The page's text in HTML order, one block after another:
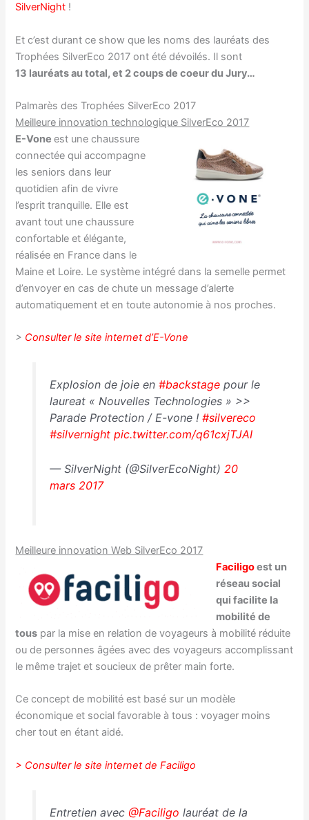
SilverNight !
Et c’est durant ce show que les noms des lauréats des
Trophées SilverEco 2017 ont été dévoilés. Il sont
13 lauréats au total, et 2 coups de coeur du Jury…
Palmarès des Trophées SilverEco 2017
Meilleure innovation technologique SilverEco 2017
E-Voneest une chaussure
connectée qui accompagne
les seniors dans leur
quotidien afin de vivre
l’esprit tranquille. Elle est
avant tout une chaussure
confortable et élégante,
réalisée en France dans le
Maine et Loire. Le système intégré dans la semelle permet
d’envoyer en cas de chute un message d’alerte
automatiquement et en toute autonomie à nos proches.
> Consulter le site internet d’E-Vone
Explosion de joie en #backstagepour le
laureat « Nouvelles Technologies » >>
Parade Protection / E-vone ! #silvereco
#silvernight pic.twitter.com/q61cxjTJAI
— SilverNight (@SilverEcoNight) 20
mars 2017
Meilleure innovation Web SilverEco 2017
Faciligoest un
réseau social
qui facilite la ​
mobilité​ de
tous par la mise en relation de voyageurs à mobilité réduite
ou de personnes âgées avec des voyageurs accomplissant
le même trajet et soucieux de prêter main forte.
Ce concept de ​mobilité​ est basé sur un modèle
économique et social favorable à tous : voyager moins
cher tout en étant aidé.
> Consulter le site internet de Faciligo
Entretien avec @Faciligo lauréat de la